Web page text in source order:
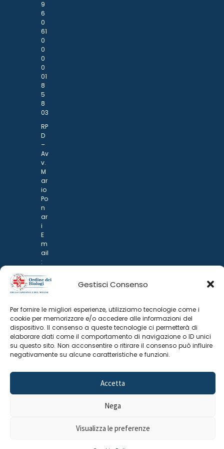
Gestisci Consenso
Per fornire le migliori esperienze, utilizziamo tecnologie come i
cookie per memorizzare e/o accedere alle informazioni del
dispositivo. Il consenso a queste tecnologie ci permetterà di
elaborare dati come il comportamento di navigazione o ID unici
su questo sito. Non acconsentire o ritirare il consenso può influire
negativamente su alcune caratteristiche e funzioni.
Accetta
Nega
Visualizza le preferenze
9
6
0
61
0
0
0
0
01
8
5
8
03
RP
D
–
Av
v.
M
ar
io
Po
n
ar
i
E
m
ail
:
d
@
o
n
ar
i.it
Privacy Policy